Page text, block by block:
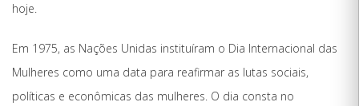
hoje.
Em 1975, as Nações Unidas instituíram o Dia Internacional das
Mulheres como uma data para reafirmar as lutas sociais,
políticas e econômicas das mulheres. O dia consta no